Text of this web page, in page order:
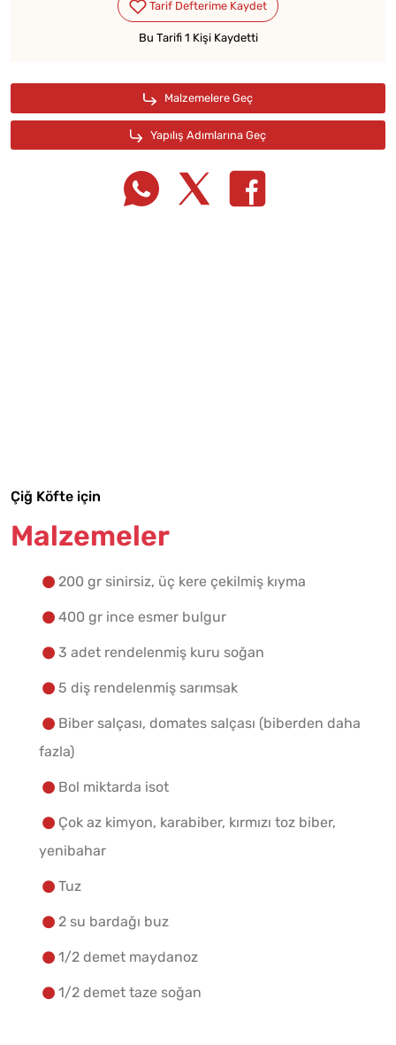
Bu Tarifi 1 Kişi Kaydetti
Çiğ Köfte için
Malzemeler
200 gr sinirsiz, üç kere çekilmiş kıyma
400 gr ince esmer bulgur
3 adet rendelenmiş kuru soğan
5 diş rendelenmiş sarımsak
Biber salçası, domates salçası (biberden daha
fazla)
Bol miktarda isot
Çok az kimyon, karabiber, kırmızı toz biber,
yenibahar
Tuz
2 su bardağı buz
1/2 demet maydanoz
1/2 demet taze soğan